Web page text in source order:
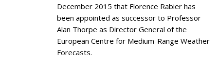
December 2015 that Florence Rabier has
been appointed as successor to Professor
Alan Thorpe as Director General of the
European Centre for Medium-Range Weather
Forecasts.